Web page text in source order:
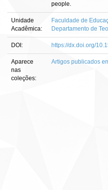
people.
Unidade
Acadêmica:
Faculdade de
Departamento de
DOI: https://dx.doi.org/
Aparece
nas
coleções:
Artigos publicados